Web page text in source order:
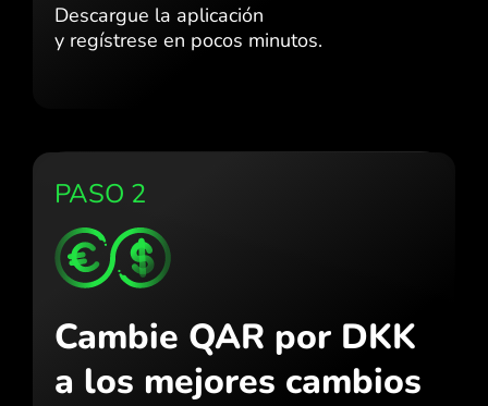
Descargue la aplicación
y regístrese en pocos minutos.
PASO 2
Cambie QAR por DKK
a los mejores cambios